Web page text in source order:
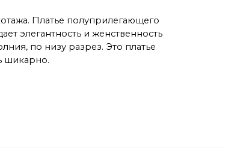
Платье полуприлегающего
элегантность и женственность
по низу разрез. Это платье
шикарно.